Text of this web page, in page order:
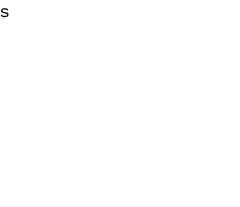
pour lancer la recherche